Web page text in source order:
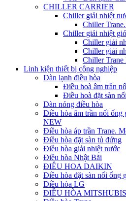
CHILLER CARRIER
Chiller giải nhiệt
Chiller
Chiller giải nhiệt gió
Chiller giải
Chiller giải
Chiller
Linh kiện thiết bị công nghiệp
Dàn lạnh điều hòa
Điều hoà âm trần
Điều hoà đặt sàn
Dàn nóng điều hòa
Điều hòa âm trần nối
NEW
Điều hòa áp trần Trane.
Điều hòa đặt sàn tủ đứng
Điều hòa giải nhiệt nước
Điều hòa Nhật Bãi
ĐIÊU HOA DAIKIN
Điều hòa đặt sàn nối
Điều hòa LG
ĐIỀU HÒA